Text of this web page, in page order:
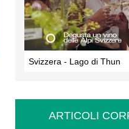
Svizzera - Lago di Thun
ARTICOLI